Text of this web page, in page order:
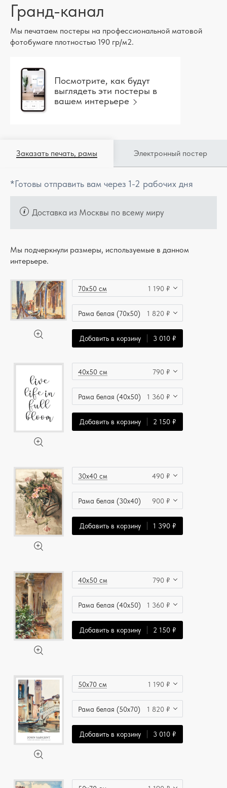
Гранд-канал
Мы печатаем постеры на профессиональной матовой
фотобумаге плотностью 190 гр/м2.
Посмотрите, как будут
выглядеть эти постеры в
вашем интерьере
Заказать печать, рамы Электронный постер
*Готовы отправить вам через 1-2 рабочих дня
Доставка из Москвы по всему миру
Мы подчеркнули размеры, используемые в данном
интерьере.
70x50 см 1 190 ₽
Рама белая (70x50) 1 820 ₽
Добавить в корзину 3 010 ₽
40x50 см 790 ₽
Рама белая (40x50) 1 360 ₽
Добавить в корзину 2 150 ₽
30x40 см 490 ₽
Рама белая (30x40) 900 ₽
Добавить в корзину 1 390 ₽
40x50 см 790 ₽
Рама белая (40x50) 1 360 ₽
Добавить в корзину 2 150 ₽
50x70 см 1 190 ₽
Рама белая (50x70) 1 820 ₽
Добавить в корзину 3 010 ₽